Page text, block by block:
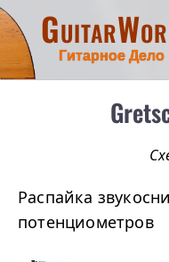
Гитарное Дело
Распайка
потенциометров